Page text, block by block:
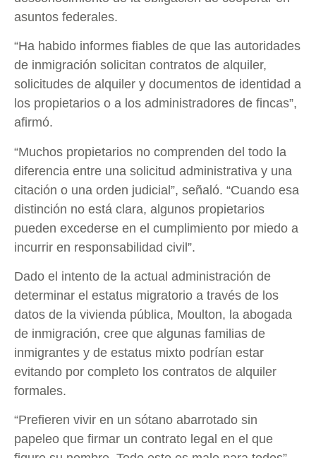
asuntos federales.
“Ha habido informes fiables de que las autoridades
de inmigración solicitan contratos de alquiler,
solicitudes de alquiler y documentos de identidad a
los propietarios o a los administradores de fincas”,
afirmó.
“Muchos propietarios no comprenden del todo la
diferencia entre una solicitud administrativa y una
citación o una orden judicial”, señaló. “Cuando esa
distinción no está clara, algunos propietarios
pueden excederse en el cumplimiento por miedo a
incurrir en responsabilidad civil”.
Dado el intento de la actual administración de
determinar el estatus migratorio a través de los
datos de la vivienda pública, Moulton, la abogada
de inmigración, cree que algunas familias de
inmigrantes y de estatus mixto podrían estar
evitando por completo los contratos de alquiler
formales.
“Prefieren vivir en un sótano abarrotado sin
papeleo que firmar un contrato legal en el que